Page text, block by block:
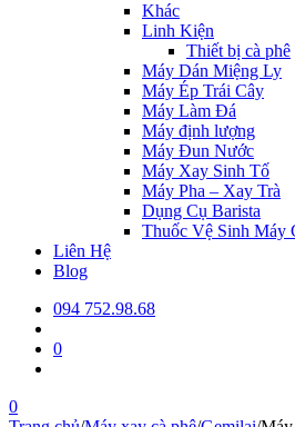
Khác
Linh Kiện
Thiết bị cà phê
Máy Dán Miệng Ly
Máy Ép Trái Cây
Máy Làm Đá
Máy định lượng
Máy Đun Nước
Máy Xay Sinh Tố
Máy Pha – Xay Trà
Dụng Cụ Barista
Thuốc Vệ Sinh Máy
Liên Hệ
Blog
094 752.98.68
0
0